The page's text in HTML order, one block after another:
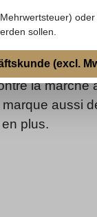
de la
à nouveau à
modèle se
du filtre
la marche
aussi
plus.
oder
sollen.
(excl.